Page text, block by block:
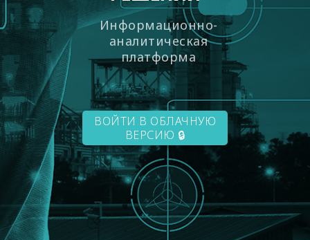
Информационно-
аналитическая
платформа
ВОЙТИ В ОБЛАЧНУЮ
ВЕРСИЮ 🔒